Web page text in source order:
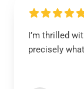
I’m thrilled
precisely